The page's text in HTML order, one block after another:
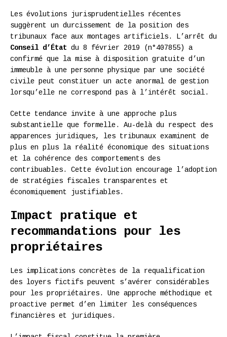
Les évolutions jurisprudentielles récentes
suggèrent un durcissement de la position des
tribunaux face aux montages artificiels. L’arrêt du
Conseil d’État du 8 février 2019 (n°407855) a
confirmé que la mise à disposition gratuite d’un
immeuble à une personne physique par une société
civile peut constituer un acte anormal de gestion
lorsqu’elle ne correspond pas à l’intérêt social.
Cette tendance invite à une approche plus
substantielle que formelle. Au-delà du respect des
apparences juridiques, les tribunaux examinent de
plus en plus la réalité économique des situations
et la cohérence des comportements des
contribuables. Cette évolution encourage l’adoption
de stratégies fiscales transparentes et
économiquement justifiables.
Impact pratique et
recommandations pour les
propriétaires
Les implications concrètes de la requalification
des loyers fictifs peuvent s’avérer considérables
pour les propriétaires. Une approche méthodique et
proactive permet d’en limiter les conséquences
financières et juridiques.